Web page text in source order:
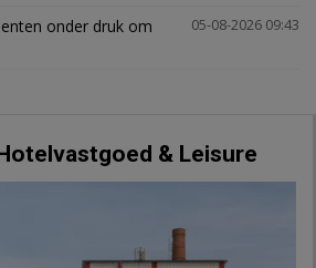
05-08-2026 09:43
onder druk om
& Leisure